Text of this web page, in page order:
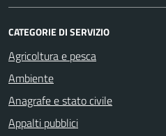
CATEGORIE DI SERVIZIO
Agricoltura e pesca
Ambiente
Anagrafe e stato civile
Appalti pubblici